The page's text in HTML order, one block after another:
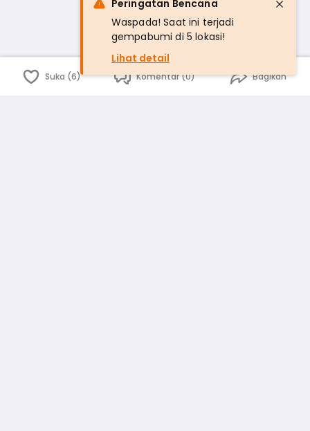
Suka (6) Komentar (0) Bagikan
Peringatan Bencana
Waspada! Saat ini terjadi
gempabumi di 5 lokasi!
Lihat detail